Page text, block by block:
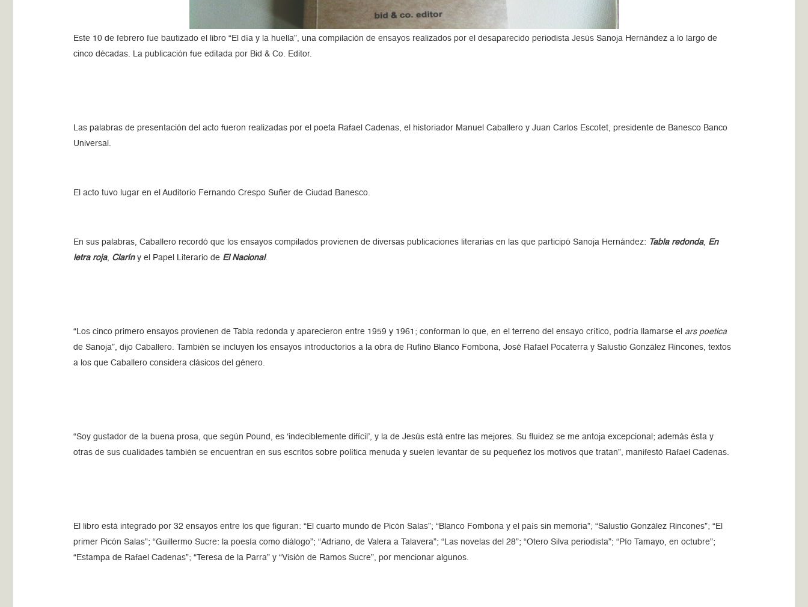
Este 10 de febrero fue bautizado el libro “El día y la huella”, una compilación de ensayos realizados por el desaparecido periodista Jesús Sanoja Hernández a lo largo de
cinco décadas. La publicación fue editada por Bid & Co. Editor.
Las palabras de presentación del acto fueron realizadas por el poeta Rafael Cadenas, el historiador Manuel Caballero y Juan Carlos Escotet, presidente de Banesco Banco
Universal.
El acto tuvo lugar en el Auditorio Fernando Crespo Suñer de Ciudad Banesco.
En sus palabras, Caballero recordó que los ensayos compilados provienen de diversas publicaciones literarias en las que participó Sanoja Hernández: Tabla redonda, En
letra roja, Claríny el Papel Literario de El Nacional.
“Los cinco primero ensayos provienen de Tabla redonda y aparecieron entre 1959 y 1961; conforman lo que, en el terreno del ensayo crítico, podría llamarse el ars poetica
de Sanoja”, dijo Caballero. También se incluyen los ensayos introductorios a la obra de Rufino Blanco Fombona, José Rafael Pocaterra y Salustio González Rincones, textos
a los que Caballero considera clásicos del género.
“Soy gustador de la buena prosa, que según Pound, es ‘indeciblemente difícil’, y la de Jesús está entre las mejores. Su fluidez se me antoja excepcional; además ésta y
otras de sus cualidades también se encuentran en sus escritos sobre política menuda y suelen levantar de su pequeñez los motivos que tratan”, manifestó Rafael Cadenas.
El libro está integrado por 32 ensayos entre los que figuran: “El cuarto mundo de Picón Salas”; “Blanco Fombona y el país sin memoria”; “Salustio González Rincones”; “El
primer Picón Salas”; “Guillermo Sucre: la poesía como diálogo”; “Adriano, de Valera a Talavera”; “Las novelas del 28”; “Otero Silva periodista”; “Pío Tamayo, en octubre”;
“Estampa de Rafael Cadenas”; “Teresa de la Parra” y “Visión de Ramos Sucre”, por mencionar algunos.